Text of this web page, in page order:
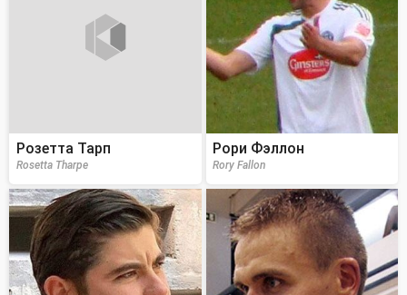
Розетта Тарп
Rosetta Tharpe
Рори Фэллон
Rory Fallon